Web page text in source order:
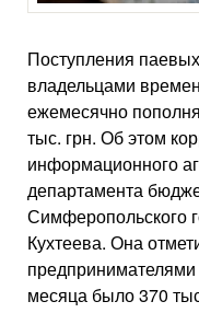
Поступления
владельцами
ежемесячно
тыс. грн. Об этом
информационного
департамента
Симферопольского
Кухтеева. Она
месяца было 370